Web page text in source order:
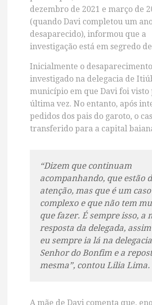
dezembro de 2021 e março de
(quando Davi completou um
desaparecido), informou que a
investigação está em segredo
Inicialmente o
investigado na delegacia de
município em que Davi foi visto
última vez. No entanto, após
pedidos dos pais do garoto, o
transferido para a capital
“Dizem que continuam
acompanhando, que estão
atenção, mas que é um caso
complexo e que não tem
que fazer. É sempre isso, a
resposta da delegada,
eu sempre ia lá na
Senhor do Bonfim e a
mesma”, contou Lilia Lima.
A mãe de Davi comenta que,